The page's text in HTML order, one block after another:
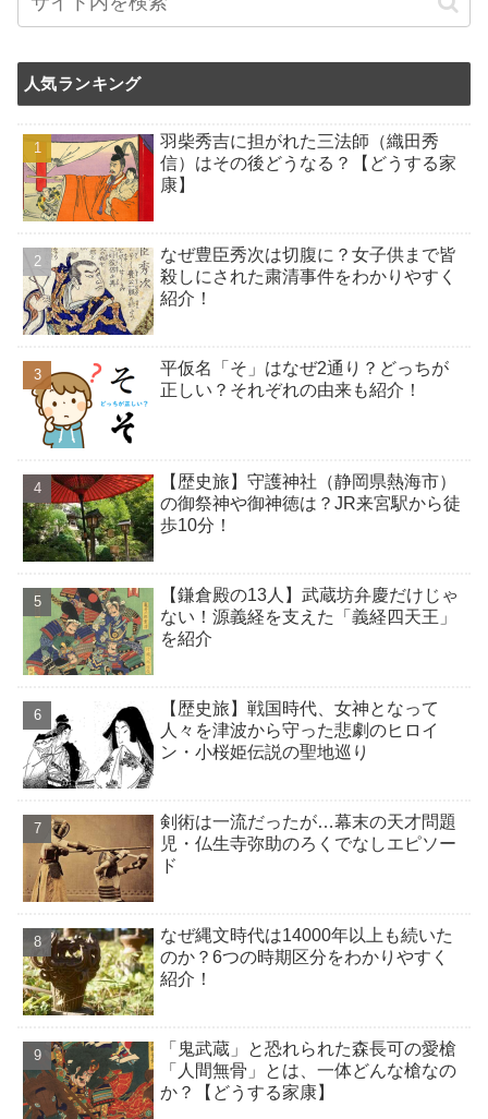
人気ランキング
羽柴秀吉に担がれた三法師（織田秀
信）はその後どうなる？【どうする家
康】
なぜ豊臣秀次は切腹に？女子供まで皆
殺しにされた粛清事件をわかりやすく
紹介！
平仮名「そ」はなぜ2通り？どっちが
正しい？それぞれの由来も紹介！
【歴史旅】守護神社（静岡県熱海市）
の御祭神や御神徳は？JR来宮駅から徒
歩10分！
【鎌倉殿の13人】武蔵坊弁慶だけじゃ
ない！源義経を支えた「義経四天王」
を紹介
【歴史旅】戦国時代、女神となって
人々を津波から守った悲劇のヒロイ
ン・小桜姫伝説の聖地巡り
剣術は一流だったが…幕末の天才問題
児・仏生寺弥助のろくでなしエピソー
ド
なぜ縄文時代は14000年以上も続いた
のか？6つの時期区分をわかりやすく
紹介！
「鬼武蔵」と恐れられた森長可の愛槍
「人間無骨」とは、一体どんな槍なの
か？【どうする家康】